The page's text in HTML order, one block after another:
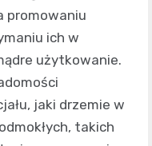
promowaniu
ich w
użytkowanie.
jaki drzemie w
takich